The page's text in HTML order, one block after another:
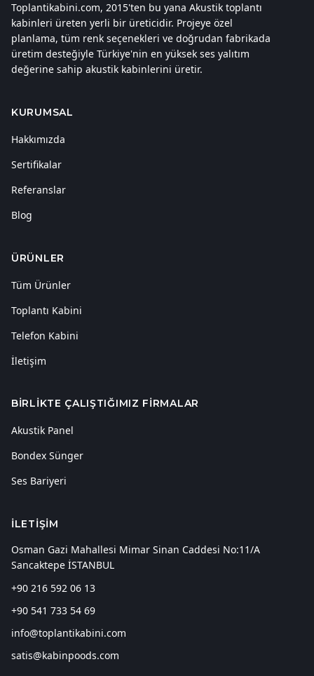
Toplantikabini.com, 2015'ten bu yana Akustik toplantı
kabinleri üreten yerli bir üreticidir. Projeye özel
planlama, tüm renk seçenekleri ve doğrudan fabrikada
üretim desteğiyle Türkiye'nin en yüksek ses yalıtım
değerine sahip akustik kabinlerini üretir.
KURUMSAL
Hakkımızda
Sertifikalar
Referanslar
Blog
ÜRÜNLER
Tüm Ürünler
Toplantı Kabini
Telefon Kabini
İletişim
BIRLIKTE ÇALIŞTIĞIMIZ FIRMALAR
Akustik Panel
Bondex Sünger
Ses Bariyeri
İLETIŞIM
Osman Gazi Mahallesi Mimar Sinan Caddesi No:11/A
Sancaktepe İSTANBUL
+90 216 592 06 13
+90 541 733 54 69
info@toplantikabini.com
satis@kabinpoods.com